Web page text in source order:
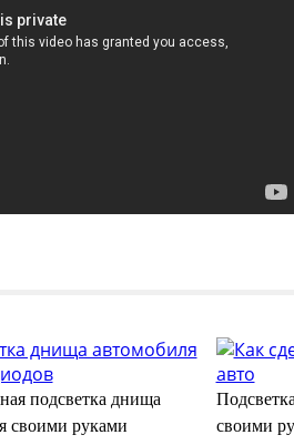
подсветка днища
своими руками
своими